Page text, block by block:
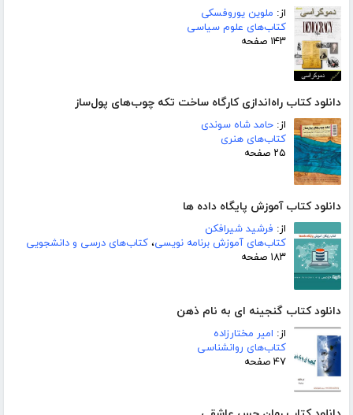
از: ملوین یوروفسکی
کتاب‌های علوم سیاسی
۱۴۳ صفحه
دانلود کتاب راه‌اندازی کارگاه ساخت تکه چوب‌های پول‌ساز
از: حامد شاه سوندی
کتاب‌های هنری
۲۵ صفحه
دانلود کتاب آموزش پایگاه داده ها
از: فرشید شیرافکن
کتاب‌های آموزش برنامه نویسی، کتاب‌های درسی و دانشجویی
۱۸۳ صفحه
دانلود کتاب گنجینه ای به نام ذهن
از: امیر مختارزاده
کتاب‌های روانشناسی
۴۷ صفحه